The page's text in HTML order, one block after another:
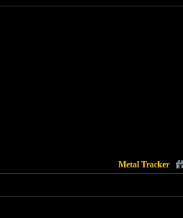
Metal Tracker